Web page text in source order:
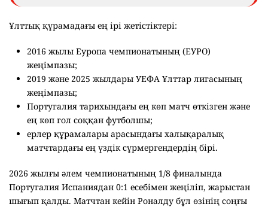
Ұлттық құрамадағы ең ірі жетістіктері:
2016 жылы Еуропа чемпионатының (ЕУРО)
жеңімпазы;
2019 және 2025 жылдары УЕФА Ұлттар лигасының
жеңімпазы;
Португалия тарихындағы ең көп матч өткізген және
ең көп гол соққан футболшы;
ерлер құрамалары арасындағы халықаралық
матчтардағы ең үздік сұрмергендердің бірі.
2026 жылғы әлем чемпионатының 1/8 финалында
Португалия Испаниядан 0:1 есебімен жеңіліп, жарыстан
шығып қалды. Матчтан кейін Роналду бұл өзінің соңғы